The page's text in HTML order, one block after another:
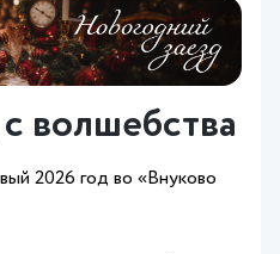
волшебства
2026 год во «Внуково